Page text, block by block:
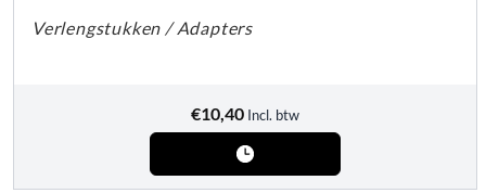
Verlengstukken / Adapters
€10,40 Incl. btw